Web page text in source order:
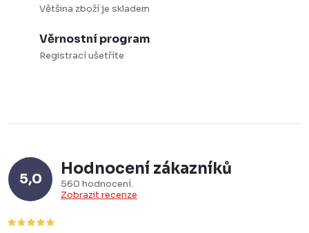
u
Většina zboží je skladem
Věrnostní program
Registrací ušetříte
5,0
Hodnocení zákazníků
560 hodnocení
Zobrazit recenze